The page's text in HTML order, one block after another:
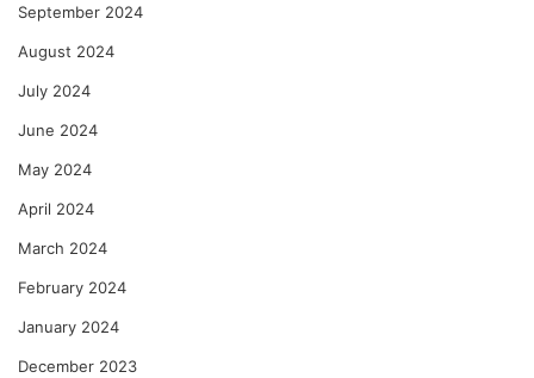
September 2024
August 2024
July 2024
June 2024
May 2024
April 2024
March 2024
February 2024
January 2024
December 2023